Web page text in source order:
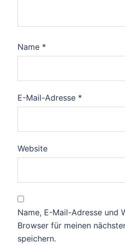
Name *
E-Mail-Adresse *
Website
Name, E-Mail-Adresse und
Browser für meinen
speichern.